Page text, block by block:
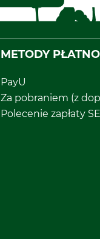
METODY
PayU
Za pobraniem (z
Polecenie zapłaty